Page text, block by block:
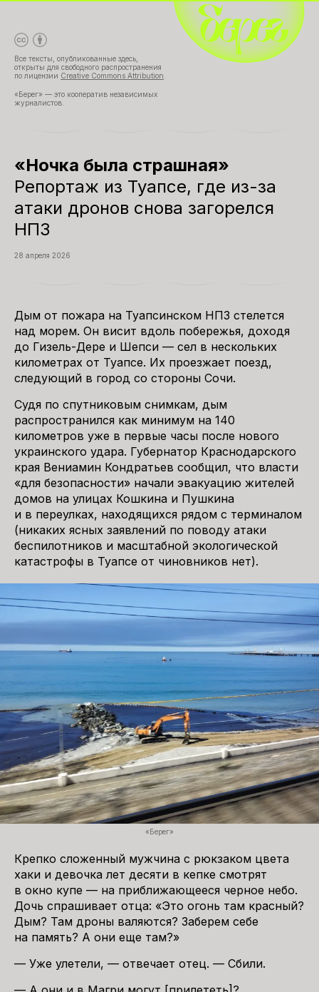
Все тексты, опубликованные здесь,
открыты для свободного распространения
по лицензии Creative Commons Attribution
«Берег» — это кооператив независимых
журналистов.
«Ночка была страшная»
Репортаж из Туапсе, где из-за
атаки дронов снова загорелся
НПЗ
28 апреля 2026
Дым от пожара на Туапсинском НПЗ стелется
над морем. Он висит вдоль побережья, доходя
до Гизель-Дере и Шепси — сел в нескольких
километрах от Туапсе. Их проезжает поезд,
следующий в город со стороны Сочи.
Судя по спутниковым снимкам, дым
распространился как минимум на 140
километров уже в первые часы после нового
украинского удара. Губернатор Краснодарского
края Вениамин Кондратьев сообщил, что власти
«для безопасности» начали эвакуацию жителей
домов на улицах Кошкина и Пушкина
и в переулках, находящихся рядом с терминалом
(никаких ясных заявлений по поводу атаки
беспилотников и масштабной экологической
катастрофы в Туапсе от чиновников нет).
«Берег»
Крепко сложенный мужчина с рюкзаком цвета
хаки и девочка лет десяти в кепке смотрят
в окно купе — на приближающееся черное небо.
Дочь спрашивает отца: «Это огонь там красный?
Дым? Там дроны валяются? Заберем себе
на память? А они еще там?»
— Уже улетели, — отвечает отец. — Сбили.